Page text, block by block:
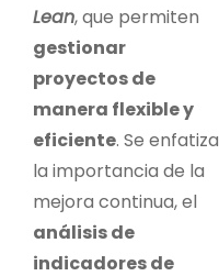
Lean, que permiten
gestionar
proyectos de
manera flexible y
eficiente. Se enfatiza
la importancia de la
mejora continua, el
análisis de
indicadores de